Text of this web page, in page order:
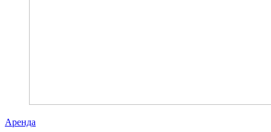
Аренда